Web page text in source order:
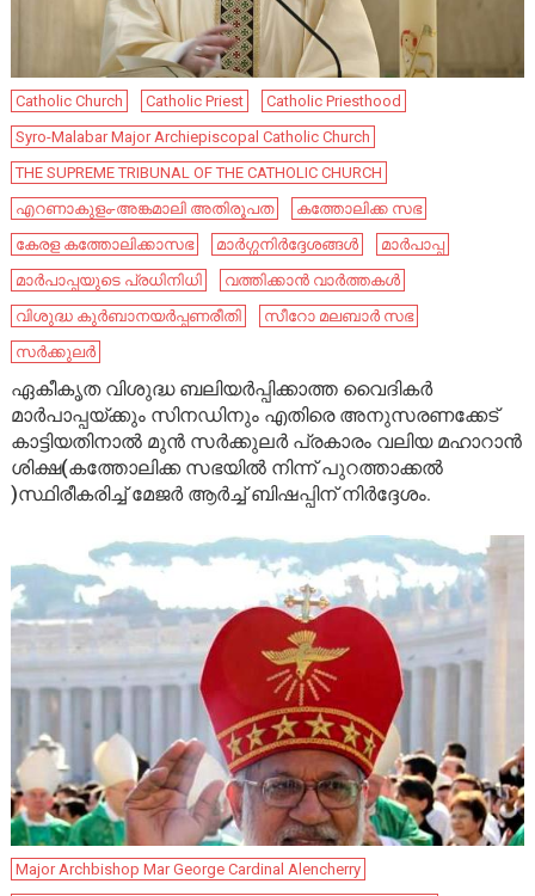
Catholic Church Catholic Priest
Catholic Priesthood
Syro-Malabar Major Archiepiscopal Catholic Church
THE SUPREME TRIBUNAL OF THE CATHOLIC CHURCH
എറണാകുളം-അങ്കമാലി അതിരൂപത
കത്തോലിക്ക സഭ
കേരള കത്തോലിക്കാസഭ
മാർഗ്ഗനിർദ്ദേശങ്ങൾ
മാർപാപ്പ
മാർപാപ്പയുടെ പ്രധിനിധി
വത്തിക്കാൻ വാർത്തകൾ
വിശുദ്ധ കുർബാനയർപ്പണരീതി
സീറോ മലബാർ സഭ
സർക്കുലർ
ഏകീകൃത വിശുദ്ധ ബലിയർപ്പിക്കാത്ത വൈദികർ
മാർപാപ്പയ്ക്കും സിനഡിനും എതിരെ അനുസരണക്കേട്
കാട്ടിയതിനാൽ മുൻ സർക്കുലർ പ്രകാരം വലിയ മഹാറാൻ
ശിക്ഷ(കത്തോലിക്ക സഭയിൽ നിന്ന് പുറത്താക്കൽ
)സ്ഥിരീകരിച്ച് മേജർ ആർച്ച് ബിഷപ്പിന് നിർദ്ദേശം.
Major Archbishop Mar George Cardinal Alencherry